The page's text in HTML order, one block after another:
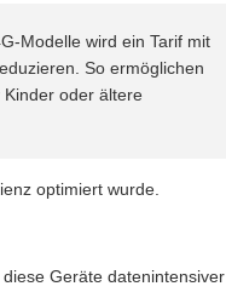
Modelle wird ein Tarif mit
So ermöglichen
oder ältere
optimiert wurde.
Geräte datenintensiver